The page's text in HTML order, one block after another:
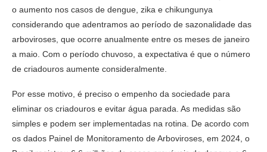
o aumento nos casos de dengue, zika e chikungunya
considerando que adentramos ao período de sazonalidade das
arboviroses, que ocorre anualmente entre os meses de janeiro
a maio. Com o período chuvoso, a expectativa é que o número
de criadouros aumente consideralmente.
Por esse motivo, é preciso o empenho da sociedade para
eliminar os criadouros e evitar água parada. As medidas são
simples e podem ser implementadas na rotina. De acordo com
os dados Painel de Monitoramento de Arboviroses, em 2024, o